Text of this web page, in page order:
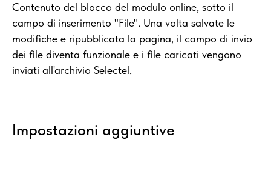
Contenuto del blocco del modulo online, sotto il
campo di inserimento "File". Una volta salvate le
modifiche e ripubblicata la pagina, il campo di invio
dei file diventa funzionale e i file caricati vengono
inviati all'archivio Selectel.
Impostazioni aggiuntive